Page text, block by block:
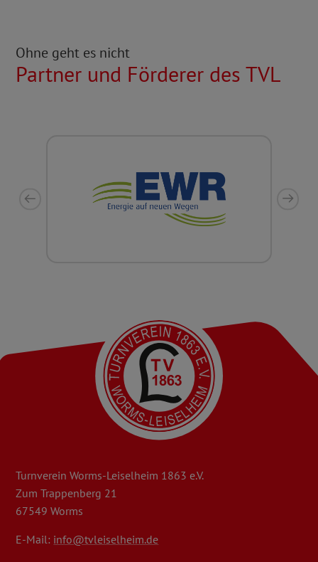
Ohne geht es nicht
Partner und Förderer des TVL
Turnverein Worms-Leiselheim 1863 e.V.
Zum Trappenberg 21
67549 Worms
E-Mail: info@tvleiselheim.de